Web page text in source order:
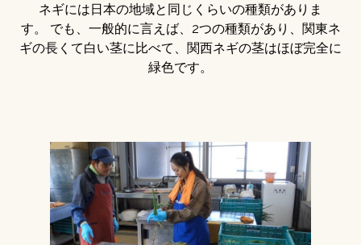
ネギには日本の地域と同じくらいの種類がありま
す。 でも、一般的に言えば、2つの種類があり、関東ネ
ギの長くて白い茎に比べて、関西ネギの茎はほぼ完全に
緑色です。